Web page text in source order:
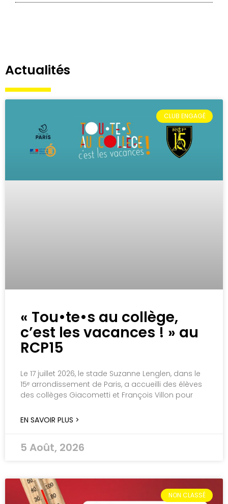
Actualités
CLUB ENGAGÉ
« Tou•te•s au collège,
c’est les vacances ! » au
RCP15
Le 17 juillet 2026, le stade Suzanne Lenglen, dans le
15ᵉ arrondissement de Paris, a accueilli des élèves
des collèges Giacometti et François Villon pour
EN SAVOIR PLUS >
5 Août, 2026
NON CLASSÉ